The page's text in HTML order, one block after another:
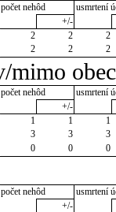
počet nehôd
usmrtení
+/-
2 2
2
2 2 2
mimo obec
počet nehôd
usmrtení
+/-
1 1
1
3 3
3
0 0 0
počet nehôd
usmrtení
+/-